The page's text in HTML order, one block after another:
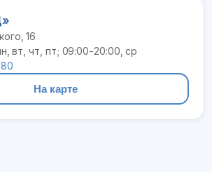
16
вт, чт, пт; 09:00-20:00, ср
На карте